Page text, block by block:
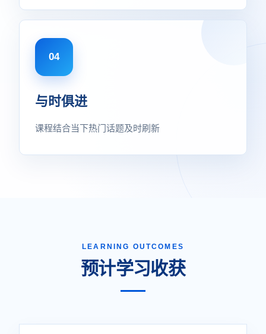
04
与时俱进
课程结合当下热门话题及时刷新
LEARNING OUTCOMES
预计学习收获